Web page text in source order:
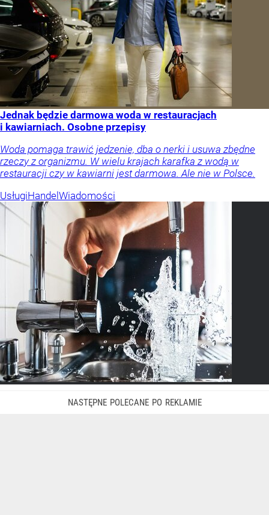
Jednak będzie darmowa woda w restauracjach
i kawiarniach. Osobne przepisy
Woda pomaga trawić jedzenie, dba o nerki i usuwa zbędne
rzeczy z organizmu. W wielu krajach karafka z wodą w
restauracji czy w kawiarni jest darmowa. Ale nie w Polsce.
UsługiHandelWiadomości